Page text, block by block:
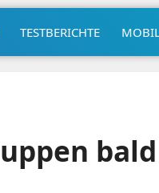
TESTBERICHTE